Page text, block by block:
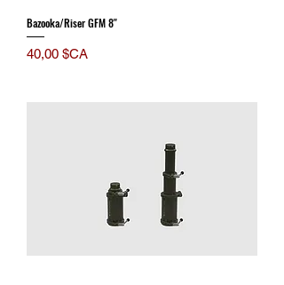
Bazooka/Riser GFM 8''
Prix
40,00 $CA